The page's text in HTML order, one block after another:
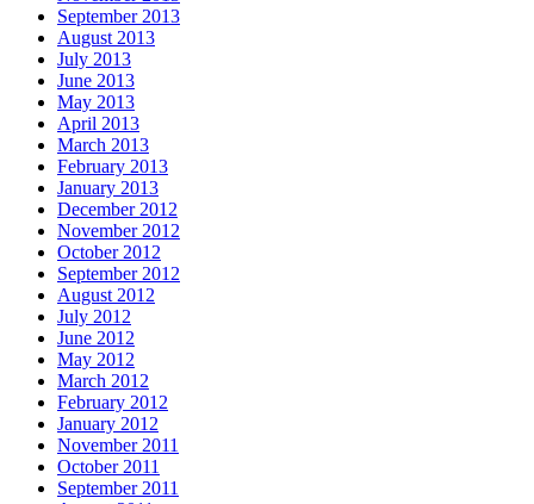
September 2013
August 2013
July 2013
June 2013
May 2013
April 2013
March 2013
February 2013
January 2013
December 2012
November 2012
October 2012
September 2012
August 2012
July 2012
June 2012
May 2012
March 2012
February 2012
January 2012
November 2011
October 2011
September 2011